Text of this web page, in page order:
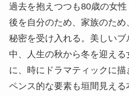
過去を抱えつつも80歳の女
後を自分のため、家族のため
秘密を受け入れる。美しい
中、人生の秋から冬を迎え
に、時にドラマティックに描
ペンス的な要素も垣間見え